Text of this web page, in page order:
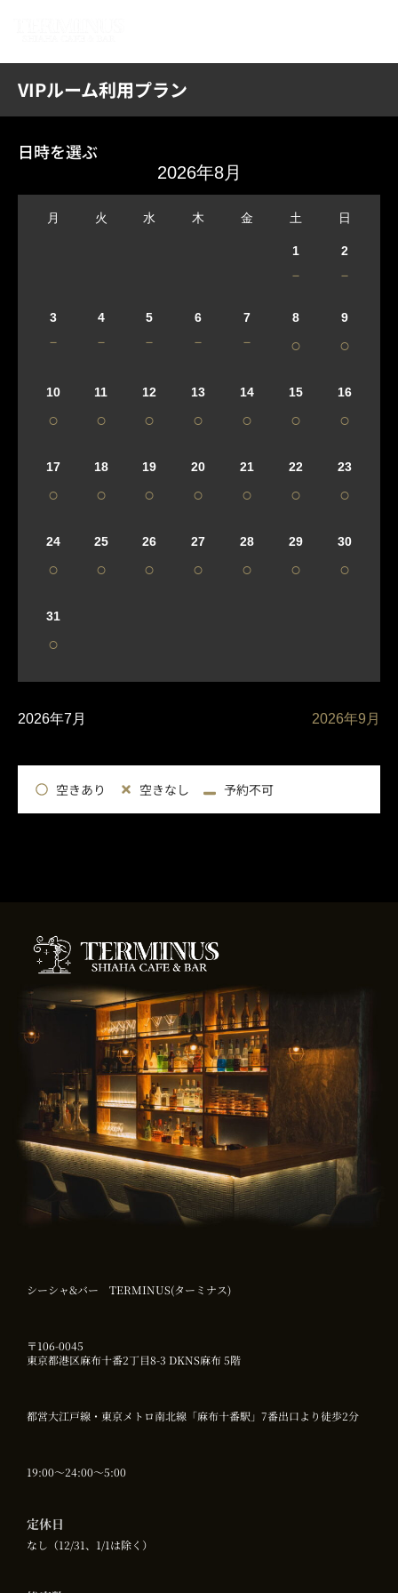
VIPルーム利用プラン
日時を選ぶ
2026年8月
月 火 水 木 金 土 日
1
－
2
－
3
－
4
－
5
－
6
－
7
－
8
○
9
○
10
○
11
○
12
○
13
○
14
○
15
○
16
○
17
○
18
○
19
○
20
○
21
○
22
○
23
○
24
○
25
○
26
○
27
○
28
○
29
○
30
○
31
○
2026年7月 2026年9月
空きあり 空きなし 予約不可
シーシャ&バー TERMINUS(ターミナス)
〒106-0045
東京都港区麻布十番2丁目8-3 DKNS麻布 5階
都営大江戸線・東京メトロ南北線「麻布十番駅」7番出口より徒歩2分
19:00〜24:00～5:00
定休日
なし（12/31、1/1は除く）